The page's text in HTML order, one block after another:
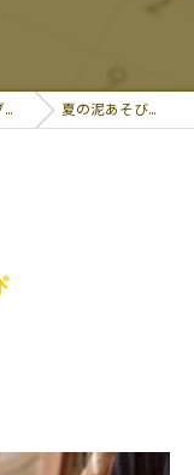
夏の泥あそび！本日…